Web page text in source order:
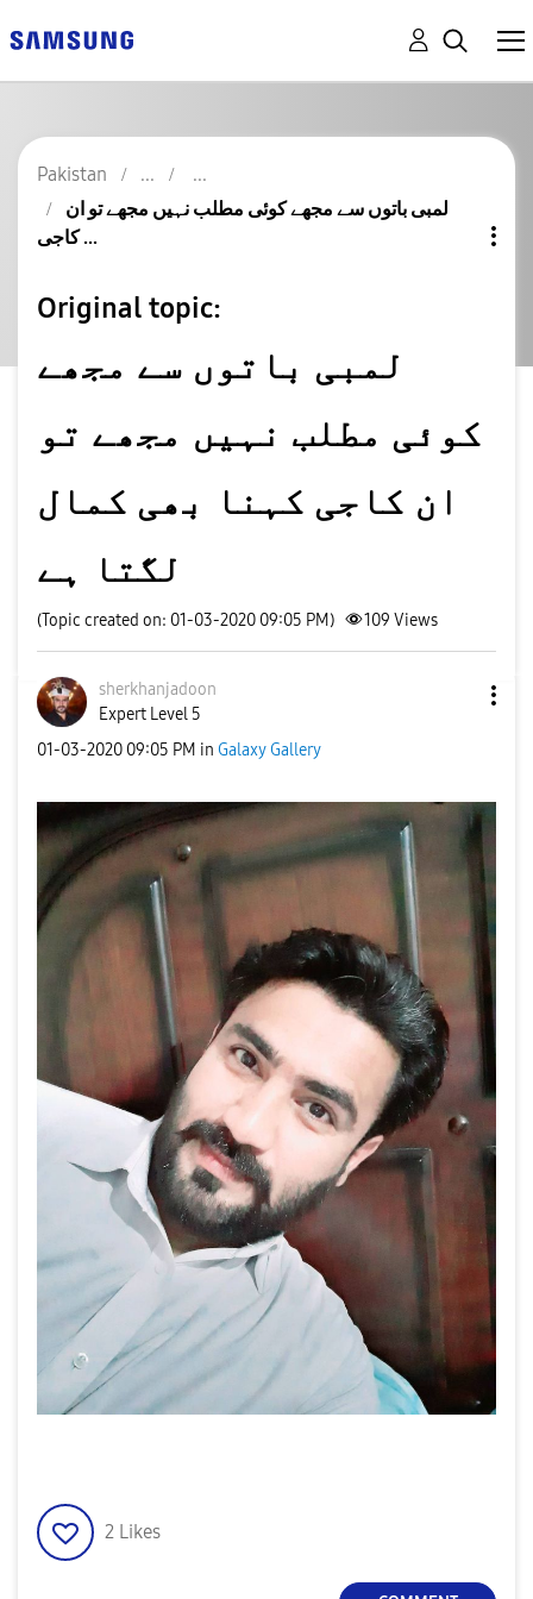
Pakistan
لمبی باتوں سے مجھے کوئی مطلب نہیں مجھے تو ان
کاجی ...
Original topic:
لمبی باتوں سے مجھے
کوئی مطلب نہیں مجھے تو
ان کاجی کہنا بھی کمال
لگتا ہے
(Topic created on: 01-03-2020 09:05 PM) 109 Views
sherkhanjadoon
Expert Level 5
‎01-03-2020 09:05 PM in Galaxy Gallery
2 Likes